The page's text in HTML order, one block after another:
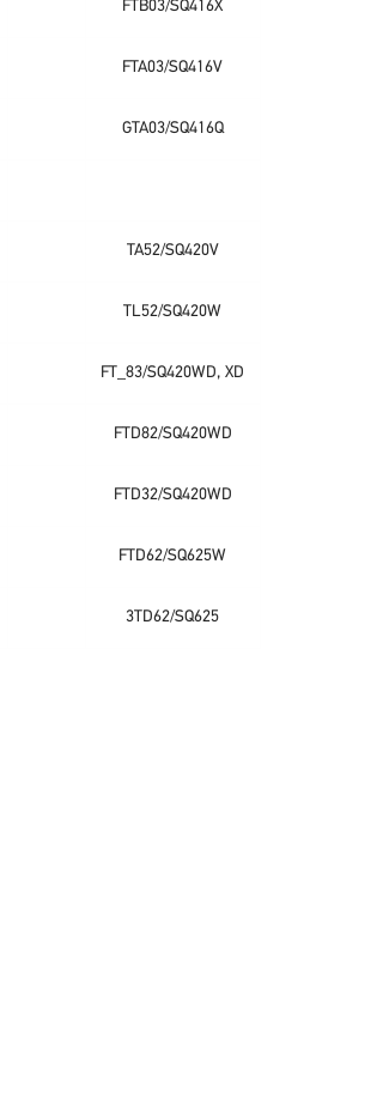
FTB03/SQ416X
FTA03/SQ416V
GTA03/SQ416Q
TA52/SQ420V
TL52/SQ420W
FT_83/SQ420WD, XD
FTD82/SQ420WD
FTD32/SQ420WD
FTD62/SQ625W
3TD62/SQ625